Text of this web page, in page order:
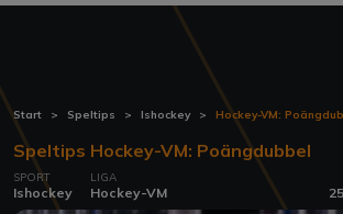
Start Speltips Ishockey Hockey-VM:
Speltips Hockey-VM: Poängdubbel
SPORT
Ishockey
LIGA
Hockey-VM